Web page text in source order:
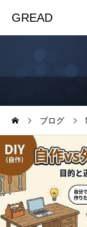
GREAD
ブログ